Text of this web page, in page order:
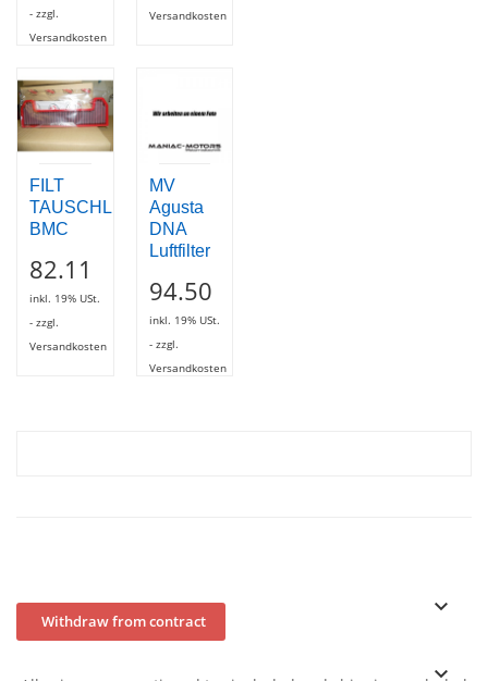
- zzgl.
Versandkosten
Versandkosten
FILT
TAUSCHLUFT
BMC
82.11
inkl. 19% USt.
- zzgl.
Versandkosten
MV
Agusta
DNA
Luftfilter
94.50
inkl. 19% USt.
- zzgl.
Versandkosten
keyboard_arrow_down
Withdraw from contract
keyboard_arrow_down